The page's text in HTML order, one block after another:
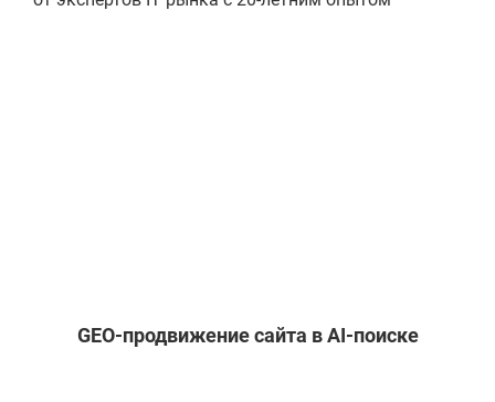
GEO-продвижение сайта в AI-поиске